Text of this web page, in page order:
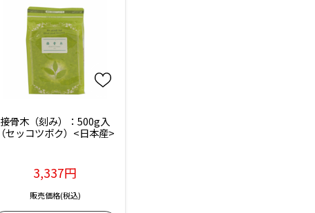
接骨木（刻み）：500g入
（セッコツボク）<日本産>
3,337円
販売価格(税込)